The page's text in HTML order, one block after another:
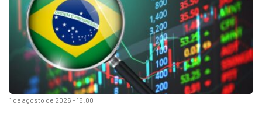
1 de agosto de 2026 - 15:00